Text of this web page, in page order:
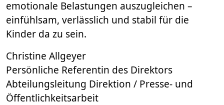
emotionale Belastungen auszugleichen –
einfühlsam, verlässlich und stabil für die
Kinder da zu sein.
Christine Allgeyer
Persönliche Referentin des Direktors
Abteilungsleitung Direktion / Presse- und
Öffentlichkeitsarbeit